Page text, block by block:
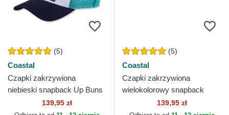
(5)
Coastal
Czapki zakrzywiona
niebieski snapback Up Buns
Up HFT Coastal
139,95 zł
(5)
Coastal
Czapki zakrzywiona
wielokolorowy snapback
Support Slow Livin HFT
Coastal
139,95 zł